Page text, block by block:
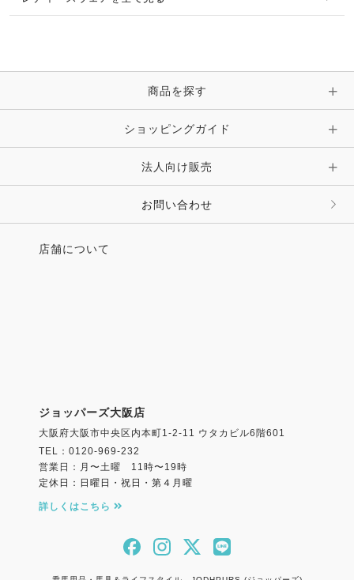
時計・財布・キーケース・革小物
キーホルダー・チャーム・ストラップ
その他 ファッション雑貨
ピン・ブローチ・コサージュ
その他 アクセサリー
商品を探す
ショッピングガイド
法人向け販売
お問い合わせ
店舗について
ジョッパーズ大阪店
大阪府大阪市中央区内本町1-2-11 ウタカビル6階601
TEL：0120-969-232
営業日：月〜土曜 11時〜19時
定休日：日曜日・祝日・第４月曜
詳しくはこちら